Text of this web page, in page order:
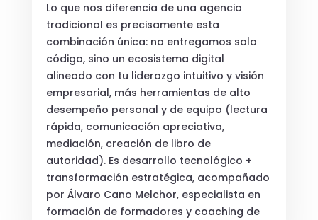
Lo que nos diferencia de una agencia
tradicional es precisamente esta
combinación única: no entregamos solo
código, sino un ecosistema digital
alineado con tu liderazgo intuitivo y visión
empresarial, más herramientas de alto
desempeño personal y de equipo (lectura
rápida, comunicación apreciativa,
mediación, creación de libro de
autoridad). Es desarrollo tecnológico +
transformación estratégica, acompañado
por Álvaro Cano Melchor, especialista en
formación de formadores y coaching de